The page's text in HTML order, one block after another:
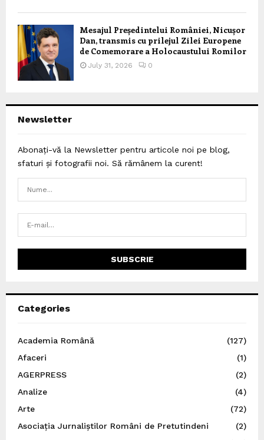
Mesajul Președintelui României, Nicușor
Dan, transmis cu prilejul Zilei Europene
de Comemorare a Holocaustului Romilor
July 31, 2026 0
Newsletter
Abonați-vă la Newsletter pentru articole noi pe blog,
sfaturi și fotografii noi. Să rămânem la curent!
Categories
Academia Română
(127)
Afaceri
(1)
AGERPRESS
(2)
Analize
(4)
Arte
(72)
Asociația Jurnaliștilor Români de Pretutindeni
(2)